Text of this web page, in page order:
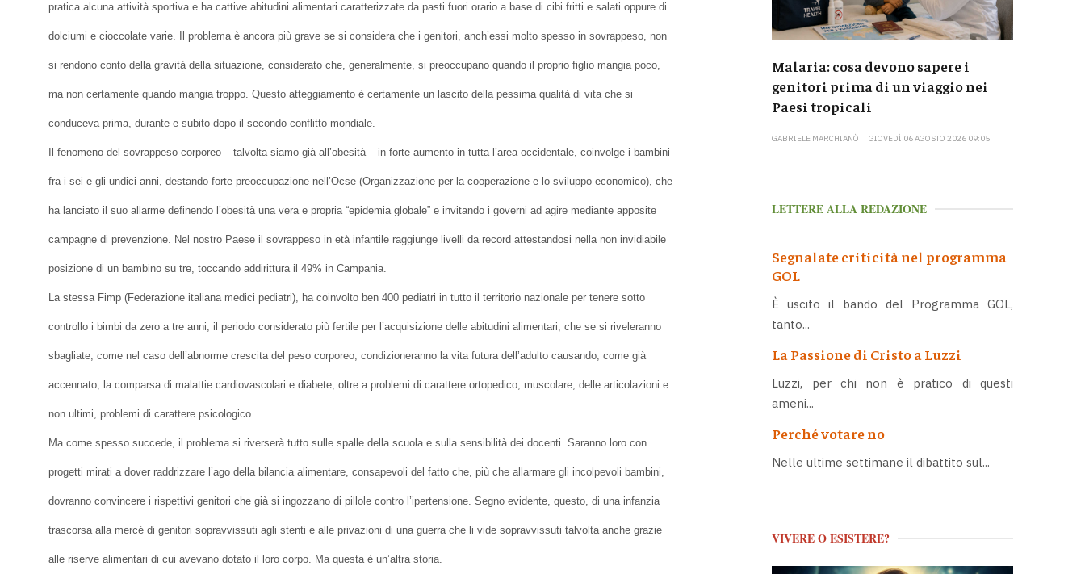
pratica alcuna attività sportiva e ha cattive abitudini alimentari caratterizzate da pasti fuori orario a base di cibi fritti e salati oppure di
dolciumi e cioccolate varie. Il problema è ancora più grave se si considera che i genitori, anch’essi molto spesso in sovrappeso, non
si rendono conto della gravità della situazione, considerato che, generalmente, si preoccupano quando il proprio figlio mangia poco,
ma non certamente quando mangia troppo. Questo atteggiamento è certamente un lascito della pessima qualità di vita che si
conduceva prima, durante e subito dopo il secondo conflitto mondiale.
Il fenomeno del sovrappeso corporeo – talvolta siamo già all’obesità – in forte aumento in tutta l’area occidentale, coinvolge i bambini
fra i sei e gli undici anni, destando forte preoccupazione nell’Ocse (Organizzazione per la cooperazione e lo sviluppo economico), che
ha lanciato il suo allarme definendo l’obesità una vera e propria “epidemia globale” e invitando i governi ad agire mediante apposite
campagne di prevenzione. Nel nostro Paese il sovrappeso in età infantile raggiunge livelli da record attestandosi nella non invidiabile
posizione di un bambino su tre, toccando addirittura il 49% in Campania.
La stessa Fimp (Federazione italiana medici pediatri), ha coinvolto ben 400 pediatri in tutto il territorio nazionale per tenere sotto
controllo i bimbi da zero a tre anni, il periodo considerato più fertile per l’acquisizione delle abitudini alimentari, che se si riveleranno
sbagliate, come nel caso dell’abnorme crescita del peso corporeo, condizioneranno la vita futura dell’adulto causando, come già
accennato, la comparsa di malattie cardiovascolari e diabete, oltre a problemi di carattere ortopedico, muscolare, delle articolazioni e
non ultimi, problemi di carattere psicologico.
Ma come spesso succede, il problema si riverserà tutto sulle spalle della scuola e sulla sensibilità dei docenti. Saranno loro con
progetti mirati a dover raddrizzare l’ago della bilancia alimentare, consapevoli del fatto che, più che allarmare gli incolpevoli bambini,
dovranno convincere i rispettivi genitori che già si ingozzano di pillole contro l’ipertensione. Segno evidente, questo, di una infanzia
trascorsa alla mercé di genitori sopravvissuti agli stenti e alle privazioni di una guerra che li vide sopravvissuti talvolta anche grazie
alle riserve alimentari di cui avevano dotato il loro corpo. Ma questa è un’altra storia.
Malaria: cosa devono sapere i
genitori prima di un viaggio nei
Paesi tropicali
GABRIELE MARCHIANÒ GIOVEDÌ 06 AGOSTO 2026 09:05
LETTERE ALLA REDAZIONE
Segnalate criticità nel programma
GOL
È uscito il bando del Programma GOL,
tanto...
La Passione di Cristo a Luzzi
Luzzi, per chi non è pratico di questi
ameni...
Perché votare no
Nelle ultime settimane il dibattito sul...
VIVERE O ESISTERE?